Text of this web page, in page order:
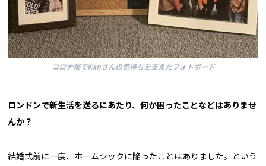
コロナ禍でKanさんの気持ちを支えたフォトボード
ロンドンで新生活を送るにあたり、何か困ったことなどはありませ
んか？
結婚式前に一度、ホームシックに陥ったことはありました。という